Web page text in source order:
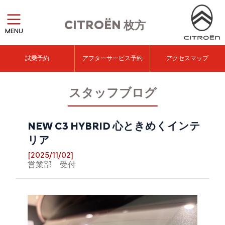
CITROËN 枚方
MENU
試乗予約 アフターサービス予約 アクセスマップ
スタッフブログ
NEW C3 HYBRID 心ときめくインテ
リア
[2025/11/02]
営業部 受付